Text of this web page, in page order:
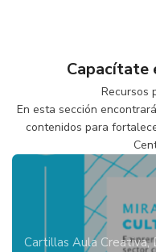
Capacítate
Recursos
En esta sección
contenidos para
Cartillas Aula Creativa,